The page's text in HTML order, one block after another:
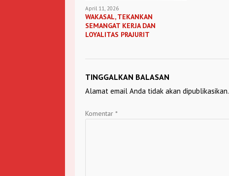
April 11, 2026
WAKASAL, TEKANKAN
SEMANGAT KERJA DAN
LOYALITAS PRAJURIT
TINGGALKAN BALASAN
Alamat email Anda tidak akan dipublikasikan.
Komentar *